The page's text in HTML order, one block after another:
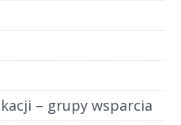
– grupy wsparcia